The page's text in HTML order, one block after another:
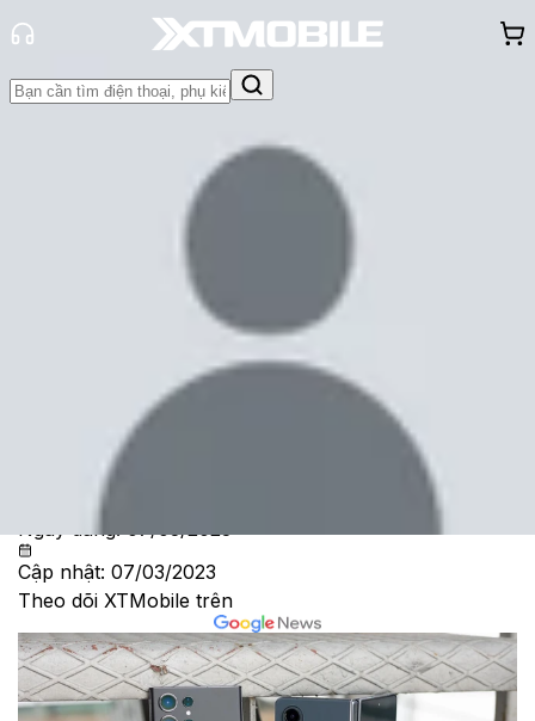
Hỏi đáp Thông báo
So sánh Samsung S23 Ultra và
Samsung Z Fold 4: Cuộc chiến giữa
các chiến binh Samsung
Cam Ngoan
Ngày đăng:07/03/2023
Cập nhật: 07/03/2023
Theo dõi XTMobile trên